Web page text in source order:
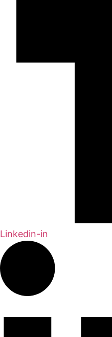
Linkedin-in